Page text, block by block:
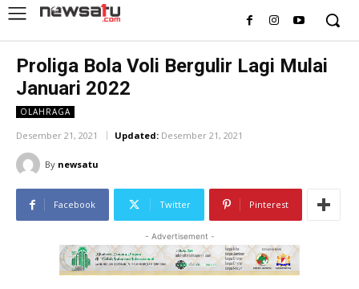
Proliga Bola Voli Bergulir Lagi Mulai
Januari 2022
OLAHRAGA
Desember 21, 2021 Updated: Desember 21, 2021
By newsatu
Facebook Twitter Pinterest
- Advertisement -